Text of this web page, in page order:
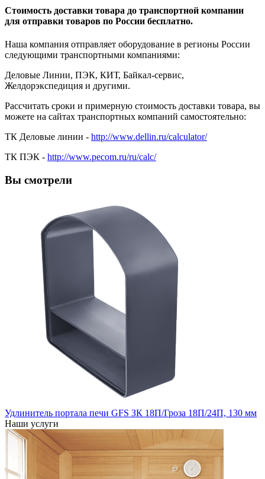
Стоимость доставки товара до транспортной компании
для отправки товаров по России бесплатно.
Наша компания отправляет оборудование в регионы России
следующими транспортными компаниями:
Деловые Линии, ПЭК, КИТ, Байкал-сервис,
Желдорэкспедиция и другими.
Рассчитать сроки и примерную стоимость доставки товара, вы
можете на сайтах транспортных компаний самостоятельно:
ТК Деловые линии - http://www.dellin.ru/calculator/
ТК ПЭК - http://www.pecom.ru/ru/calc/
Вы смотрели
Удлинитель портала печи GFS ЗК 18П/Гроза 18П/24П, 130 мм
Наши услуги